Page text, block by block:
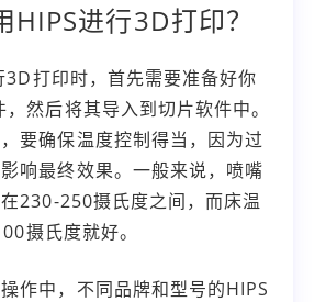
HIPS进行3D打印？
3D打印时，首先需要准备好你
然后将其导入到切片软件中。
要确保温度控制得当，因为过
响最终效果。一般来说，喷嘴
230-250摄氏度之间，而床温
摄氏度就好。
作中，不同品牌和型号的HIPS